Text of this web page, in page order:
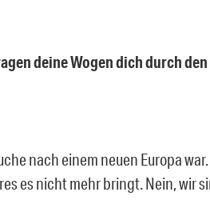
deine Wogen dich durch den
nach einem neuen Europa
es nicht mehr bringt. Nein, wir